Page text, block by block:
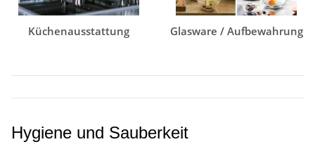
Küchenausstattung Glasware / Aufbewahrung
Hygiene und Sauberkeit